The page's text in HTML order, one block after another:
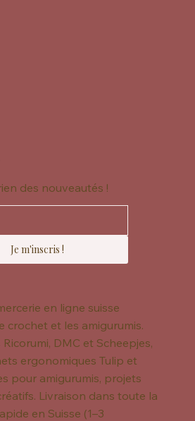
des nouveautés !
Je m'inscris !
en ligne suisse
crochet et les amigurumis.
DMC et Scheepjes,
ergonomiques Tulip et
pour amigurumis, projets
Livraison dans toute la
en Suisse (1–3